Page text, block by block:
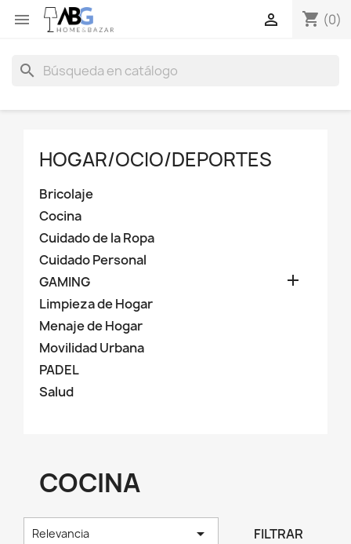
 shopping_cart (0)

search
HOGAR/OCIO/DEPORTES
Bricolaje
Cocina
Cuidado de la Ropa
Cuidado Personal
GAMING

Limpieza de Hogar
Menaje de Hogar
Movilidad Urbana
PADEL
Salud
COCINA
Relevancia  FILTRAR